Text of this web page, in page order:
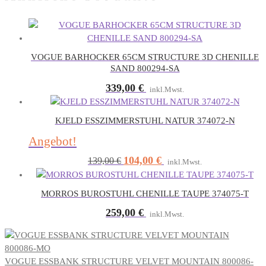
VOGUE BARHOCKER 65CM STRUCTURE 3D CHENILLE
SAND 800294-SA
339,00 € inkl.Mwst.
KJELD ESSZIMMERSTUHL NATUR 374072-N
Angebot!
139,00€ Ursprünglicher
Preis
139,00 €
104,00 €Aktueller
Preis
104,00 €.
inkl.Mwst.
MORROS BUROSTUHL CHENILLE TAUPE 374075-T
259,00 € inkl.Mwst.
VOGUE ESSBANK STRUCTURE VELVET MOUNTAIN 800086-